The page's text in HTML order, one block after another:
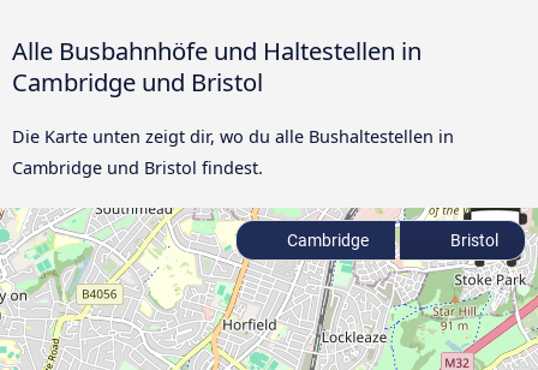
Alle Busbahnhöfe und Haltestellen in
Cambridge und Bristol
Die Karte unten zeigt dir, wo du alle Bushaltestellen in
Cambridge und Bristol findest.
Cambridge Bristol